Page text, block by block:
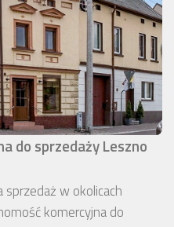
do sprzedaży Leszno
w okolicach
komercyjna do